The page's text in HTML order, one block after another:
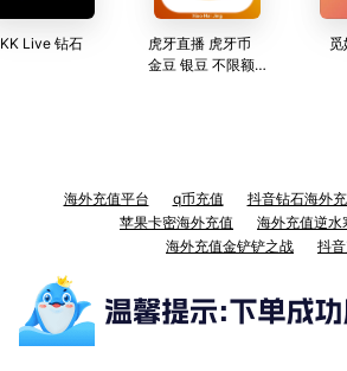
KK Live 钻石
虎牙直播 虎牙币
金豆 银豆 不限额
海外充值平台 q币充值
抖音钻石海外
苹果卡密海外充值
海外充值逆水
海外充值金铲铲之战
抖